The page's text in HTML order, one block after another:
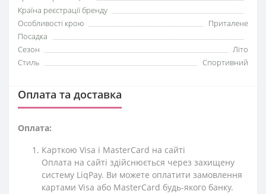
Країна реєстрації бренду
Особливості крою
Приталене
Посадка
Сезон
Літо
Стиль
Спортивний
Оплата та доставка
Оплата:
Карткою Visa і MasterCard на сайті
Оплата на сайті здійснюється через захищену
систему LiqPay. Ви можете оплатити замовлення
картами Visa або MasterCard будь-якого банку.